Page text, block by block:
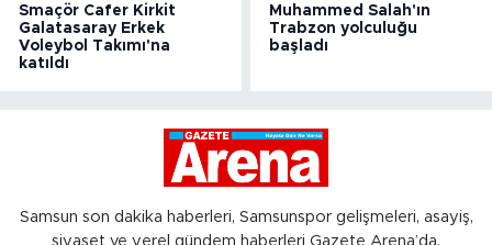
Smaçör Cafer Kirkit
Galatasaray Erkek
Voleybol Takımı'na
katıldı
Muhammed Salah'ın
Trabzon yolculuğu
başladı
Samsun son dakika haberleri, Samsunspor gelişmeleri, asayiş,
siyaset ve yerel gündem haberleri Gazete Arena’da.